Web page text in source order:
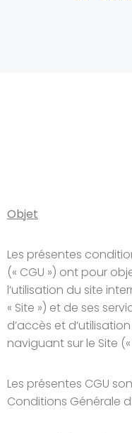
Objet
Les présentes
(« CGU ») ont pour
l’utilisation du site
« Site ») et de ses
d’accès et
naviguant sur le Site («
Les présentes CGU
Conditions Générale